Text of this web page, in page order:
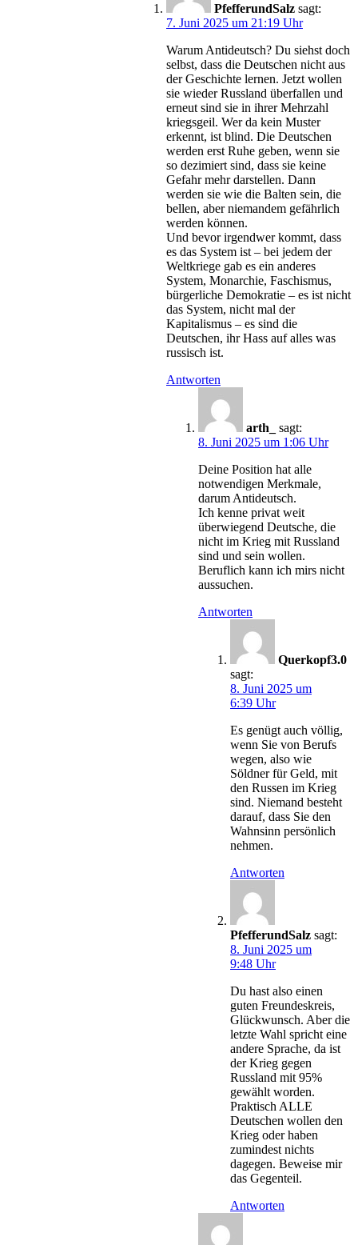
PfefferundSalz sagt:
7. Juni 2025 um 21:19 Uhr
Warum Antideutsch? Du siehst doch
selbst, dass die Deutschen nicht aus
der Geschichte lernen. Jetzt wollen
sie wieder Russland überfallen und
erneut sind sie in ihrer Mehrzahl
kriegsgeil. Wer da kein Muster
erkennt, ist blind. Die Deutschen
werden erst Ruhe geben, wenn sie
so dezimiert sind, dass sie keine
Gefahr mehr darstellen. Dann
werden sie wie die Balten sein, die
bellen, aber niemandem gefährlich
werden können.
Und bevor irgendwer kommt, dass
es das System ist – bei jedem der
Weltkriege gab es ein anderes
System, Monarchie, Faschismus,
bürgerliche Demokratie – es ist nicht
das System, nicht mal der
Kapitalismus – es sind die
Deutschen, ihr Hass auf alles was
russisch ist.
Antworten
arth_
sagt:
8. Juni 2025 um 1:06 Uhr
Deine Position hat alle
notwendigen Merkmale,
darum Antideutsch.
Ich kenne privat weit
überwiegend Deutsche, die
nicht im Krieg mit Russland
sind und sein wollen.
Beruflich kann ich mirs nicht
aussuchen.
Antworten
Querkopf3.0
sagt:
8. Juni 2025 um
6:39 Uhr
Es genügt auch völlig,
wenn Sie von Berufs
wegen, also wie
Söldner für Geld, mit
den Russen im Krieg
sind. Niemand besteht
darauf, dass Sie den
Wahnsinn persönlich
nehmen.
Antworten
PfefferundSalz sagt:
8. Juni 2025 um
9:48 Uhr
Du hast also einen
guten Freundeskreis,
Glückwunsch. Aber die
letzte Wahl spricht eine
andere Sprache, da ist
der Krieg gegen
Russland mit 95%
gewählt worden.
Praktisch ALLE
Deutschen wollen den
Krieg oder haben
zumindest nichts
dagegen. Beweise mir
das Gegenteil.
Antworten